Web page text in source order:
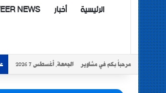
الرئيسية أخبار NEWS
مرحباً بكم في مشاوير الجمعة, أغسطس 7 2026